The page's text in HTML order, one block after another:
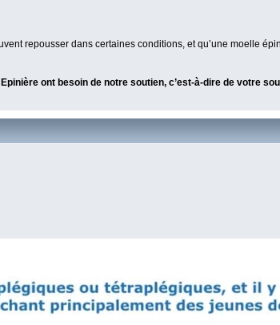
repousser dans certaines conditions, et qu’une moelle
ont besoin de notre soutien, c’est-à-dire de votre